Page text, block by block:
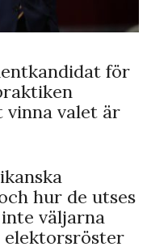
för
vinna valet är
hur de utses
väljarna
elektorsröster